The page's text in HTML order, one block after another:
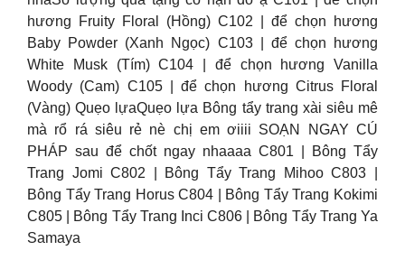
hương Fruity Floral (Hồng) C102 | để chọn hương
Baby Powder (Xanh Ngọc) C103 | để chọn hương
White Musk (Tím) C104 | để chọn hương Vanilla
Woody (Cam) C105 | để chọn hương Citrus Floral
(Vàng) Quẹo lựaQuẹo lựa Bông tẩy trang xài siêu mê
mà rổ rá siêu rẻ nè chị em ơiiii SOẠN NGAY CÚ
PHÁP sau để chốt ngay nhaaaa C801 | Bông Tẩy
Trang Jomi C802 | Bông Tẩy Trang Mihoo C803 |
Bông Tẩy Trang Horus C804 | Bông Tẩy Trang Kokimi
C805 | Bông Tẩy Trang Inci C806 | Bông Tẩy Trang Ya
Samaya